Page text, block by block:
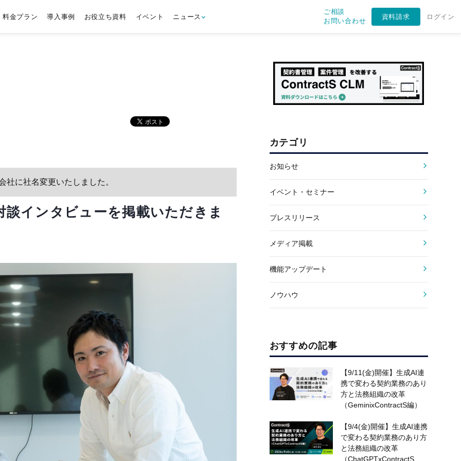
料金プラン 導入事例 お役立ち資料 イベント ニュース
ご相談
お問い合わせ
資料請求 ログイン
に社名変更いたしました。
インタビューを掲載いただきま
カテゴリ
お知らせ
イベント・セミナー
プレスリリース
メディア掲載
機能アップデート
ノウハウ
おすすめの記事
【9/11(金)開催】生成AI連
携で変わる契約業務のあり
方と法務組織の改革
（GeminixContractS編）
【9/4(金)開催】生成AI連携
で変わる契約業務のあり方
と法務組織の改革
（ChatGPTxContractS